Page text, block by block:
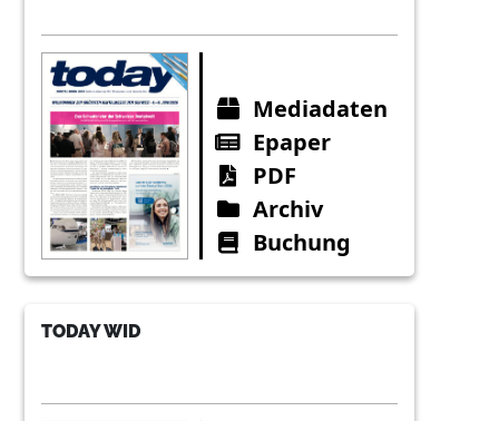
Mediadaten
Epaper
PDF
Archiv
Buchung
TODAY WID